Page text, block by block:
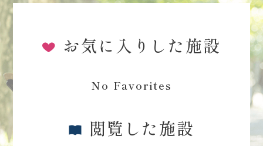
お気に入りした施設
No Favorites
閲覧した施設